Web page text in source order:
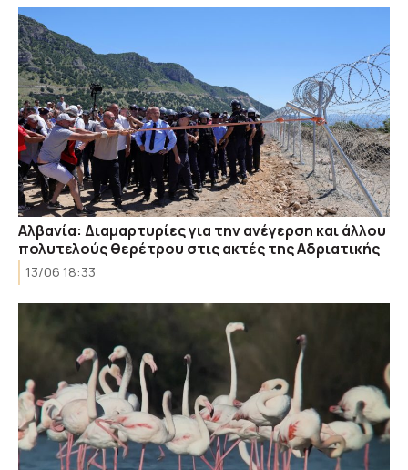
Αλβανία: Διαμαρτυρίες για την ανέγερση και άλλου
πολυτελούς θερέτρου στις ακτές της Αδριατικής
13/06 18:33